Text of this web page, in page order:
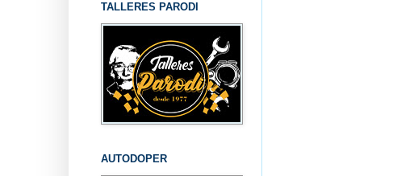
TALLERES PARODI
AUTODOPER